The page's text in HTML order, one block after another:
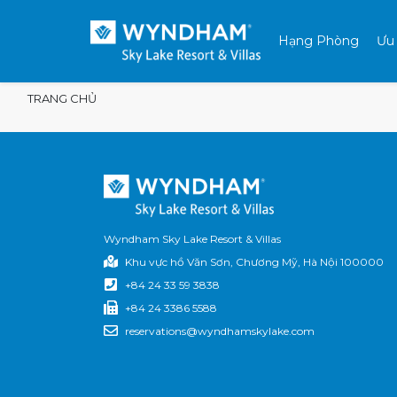
Skip to content
Hạng Phòng
TRANG CHỦ
Wyndham Sky Lake Resort & Villas
Khu vực hồ Văn Sơn, Chương Mỹ, Hà Nội 100000
+84 24 33 59 3838
+84 24 3386 5588
reservations@wyndhamskylake.com